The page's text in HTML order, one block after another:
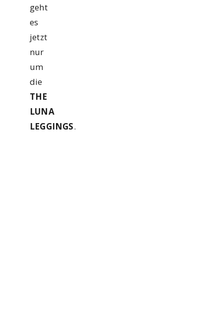
geht
es
jetzt
nur
um
die
THE
LUNA
LEGGINGS.